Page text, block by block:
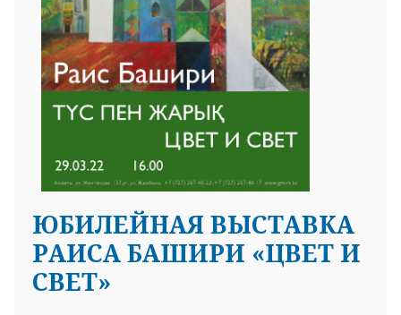
ЮБИЛЕЙНАЯ ВЫСТАВКА
РАИСА БАШИРИ «ЦВЕТ И
СВЕТ»